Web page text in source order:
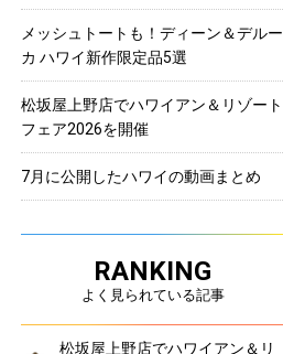
メッシュトートも！ディーン＆デルー
カ ハワイ新作限定品5選
松坂屋上野店でハワイアン＆リゾート
フェア2026を開催
7月に公開したハワイの動画まとめ
RANKING
よく見られている記事
松坂屋上野店でハワイアン＆リ